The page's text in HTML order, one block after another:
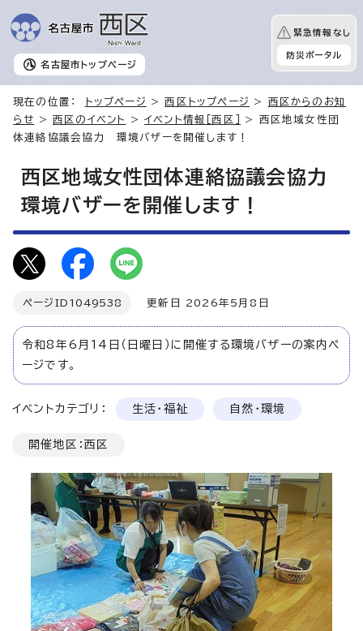
名古屋市 トップページ
緊急情報なし
防災ポータル
現在の位置： トップページ >西区トップページ > 西区からのお知
らせ
>西区のイベント >イベント情報［西区］
> 西区地域女性団
体連絡協議会協力 環境バザーを開催します！
西区地域女性団体連絡協議会協力
環境バザーを開催します！
ページID 1049538 更新日 2026年5月8日
令和8年6月14日（日曜日）に開催する環境バザーの案内ペ
ージです。
イベントカテゴリ： 生活・福祉 自然・環境
開催地区：西区